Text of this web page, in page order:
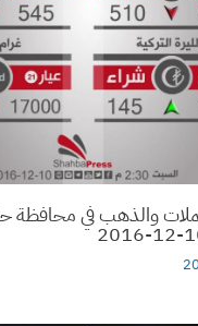
والذهب في محافظة